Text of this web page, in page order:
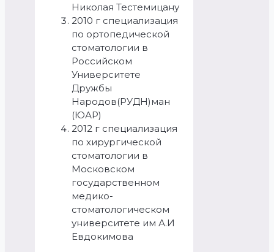
Николая Тестемицану
2010 г специализация
по ортопедической
стоматологии в
Российском
Университете
Дружбы
Народов(РУДН)ман
(ЮАР)
2012 г специализация
по хирургической
стоматологии в
Московском
государственном
медико-
стоматологическом
университете им А.И
Евдокимова